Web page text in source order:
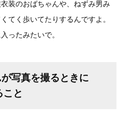
装のおばちゃんや、ねずみ男み
てく歩いてたりするんですよ。
ったみたいで。
写真を撮るときに
こと